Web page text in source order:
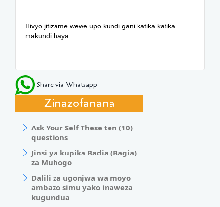
Hivyo jitizame wewe upo kundi gani katika katika
makundi haya.
Share via Whatsapp
Zinazofanana
Ask Your Self These ten (10)
questions
Jinsi ya kupika Badia (Bagia)
za Muhogo
Dalili za ugonjwa wa moyo
ambazo simu yako inaweza
kugundua